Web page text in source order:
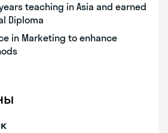
teaching in Asia and earned
Diploma
in Marketing to enhance